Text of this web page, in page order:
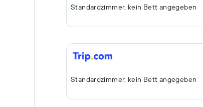
Standardzimmer, kein Bett angegeben
Standardzimmer, kein Bett angegeben